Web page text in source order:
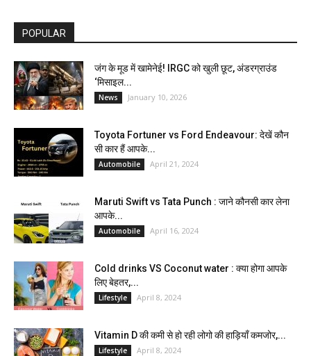
POPULAR
जंग के मूड में खामेनेई! IRGC को खुली छूट, अंडरग्राउंड
‘मिसाइल...
News January 10, 2026
Toyota Fortuner vs Ford Endeavour: देखें कौन
सी कार हैं आपके...
Automobile April 21, 2024
Maruti Swift vs Tata Punch : जाने कौनसी कार लेना
आपके...
Automobile April 16, 2024
Cold drinks VS Coconut water : क्या होगा आपके
लिए बेहतर,...
Lifestyle April 8, 2024
Vitamin D की कमी से हो रही लोगो की हाड़ियाँ कमजोर,...
Lifestyle April 8, 2024